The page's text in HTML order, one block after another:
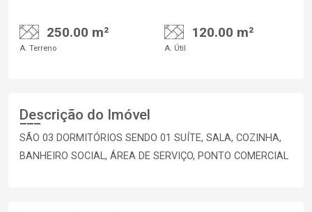
250.00 m²
A. Terreno
120.00 m²
A. Útil
Descrição do Imóvel
SÃO 03 DORMITÓRIOS SENDO 01 SUÍTE, SALA, COZINHA,
BANHEIRO SOCIAL, ÁREA DE SERVIÇO, PONTO COMERCIAL